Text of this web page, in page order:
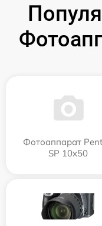
Фотоаппарат
SP 10x50